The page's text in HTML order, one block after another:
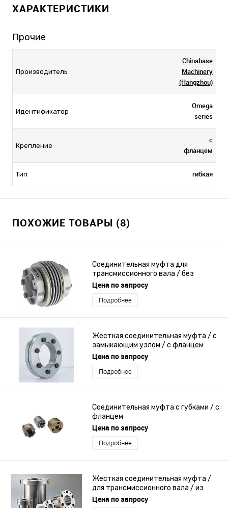
ХАРАКТЕРИСТИКИ
Прочие
Производитель
Chinabase
Machinery
(Hangzhou)
Идентификатор
Omega
series
Крепление
с
фланцем
Тип гибкая
ПОХОЖИЕ ТОВАРЫ (8)
Соединительная муфта для
трансмиссионного вала / без
технического обслуживания /
компенсатор / с сильфоном
Цена по запросу
Подробнее
Жесткая соединительная муфта / с
замыкающим узлом / с фланцем
Цена по запросу
Подробнее
Соединительная муфта с губками / с
фланцем
Цена по запросу
Подробнее
Жесткая соединительная муфта /
для трансмиссионного вала / из
стали / закаленная
Цена по запросу